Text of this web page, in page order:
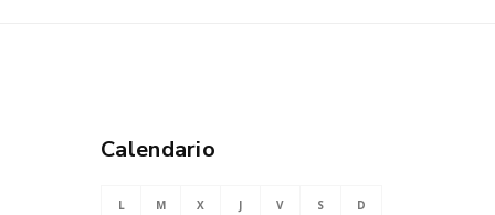
Calendario
L M X J V S D